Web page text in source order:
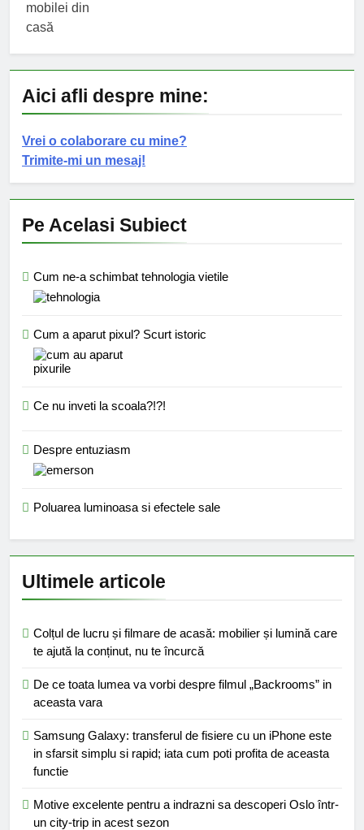
Aici afli despre mine:
Vrei o colaborare cu mine?
Trimite-mi un mesaj!
Pe Acelasi Subiect
Cum ne-a schimbat tehnologia vietile
Cum a aparut pixul? Scurt istoric
Ce nu inveti la scoala?!?!
Despre entuziasm
Poluarea luminoasa si efectele sale
Ultimele articole
Colțul de lucru și filmare de acasă: mobilier și lumină care
te ajută la conținut, nu te încurcă
De ce toata lumea va vorbi despre filmul „Backrooms” in
aceasta vara
Samsung Galaxy: transferul de fisiere cu un iPhone este
in sfarsit simplu si rapid; iata cum poti profita de aceasta
functie
Motive excelente pentru a indrazni sa descoperi Oslo într-
un city-trip in acest sezon